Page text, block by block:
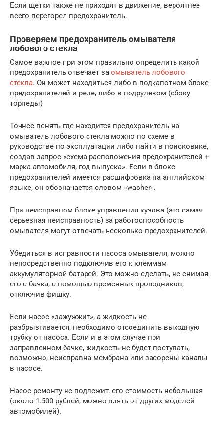
Если щетки также не приходят в движение, вероятнее
всего перегорел предохранитель.
Проверяем предохранитель омывателя
лобового стекла
Самое важное при этом правильно определить какой
предохранитель отвечает за омыватель лобового
стекла. Он может находиться либо в подкапотном блоке
предохранителей и реле, либо в подрулевом (сбоку
торпеды)
Точнее понять где находится предохранитель на
омыватель лобового стекла можно по схеме в
руководстве по эксплуатации либо найти в поисковике,
создав запрос «схема расположения предохранителей +
марка автомобиля, год выпуска». Если в блоке
предохранителей имеется расшифровка на английском
языке, он обозначается словом «washer».
При неисправном блоке управления кузова (это самая
серьезная неисправность) за работоспособность
омывателя могут отвечать несколько предохранителей.
Убедиться в исправности насоса омывателя, можно
непосредственно подключив его к клеммам
аккумуляторной батарей. Это можно сделать, не снимая
его с бачка, с помощью временных проводников,
отключив фишку.
Если насос «зажужжит», а жидкость не
разбрызгивается, необходимо отсоединить выходную
трубку от насоса. Если и в этом случае при
заправленном бачке, жидкость не будет поступать,
возможно, неисправна мембрана или засорены каналы
в насосе.
Насос ремонту не подлежит, его стоимость небольшая
(около 1.500 рублей, можно взять от других моделей
автомобилей).